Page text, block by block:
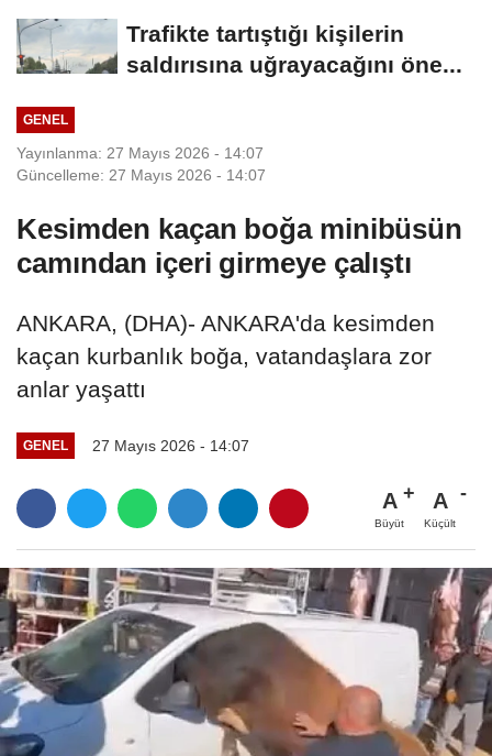
Trafikte tartıştığı kişilerin
saldırısına uğrayacağını öne...
GENEL
Yayınlanma: 27 Mayıs 2026 - 14:07
Güncelleme: 27 Mayıs 2026 - 14:07
Kesimden kaçan boğa minibüsün
camından içeri girmeye çalıştı
ANKARA, (DHA)- ANKARA'da kesimden
kaçan kurbanlık boğa, vatandaşlara zor
anlar yaşattı
GENEL 27 Mayıs 2026 - 14:07
A
Büyüt
A
Küçült